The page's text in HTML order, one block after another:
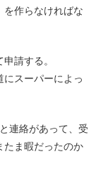
を作らなければな
請する。
スーパーによっ
連絡があって、受
たま暇だったのか